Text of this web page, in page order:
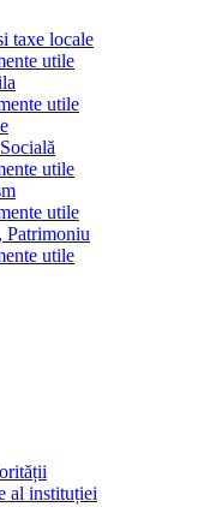
taxe locale
utile
utile
utile
utile
Patrimoniu
utile
al instituției